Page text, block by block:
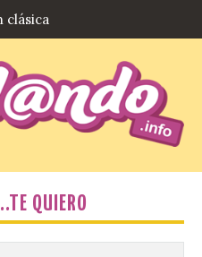
clásica
QUIERO